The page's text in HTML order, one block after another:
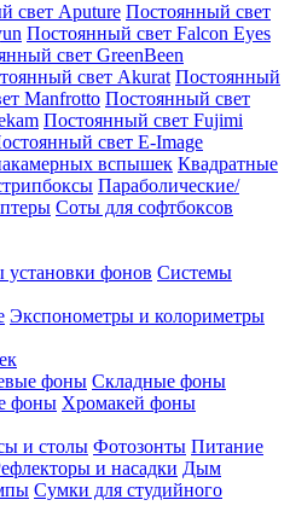
свет Aputure Постоянный свет
Постоянный свет Falcon Eyes
свет GreenBeen
свет Akurat Постоянный
Manfrotto Постоянный свет
Постоянный свет Fujimi
свет E-Image
вспышек Квадратные
Параболические/
Соты для софтбоксов
установки фонов Системы
Экспонометры и колориметры
фоны Складные фоны
фоны Хромакей фоны
и столы Фотозонты Питание
и насадки Дым
Сумки для студийного